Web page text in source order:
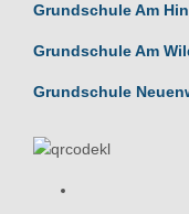
Grundschule Am
Grundschule Am
Grundschule